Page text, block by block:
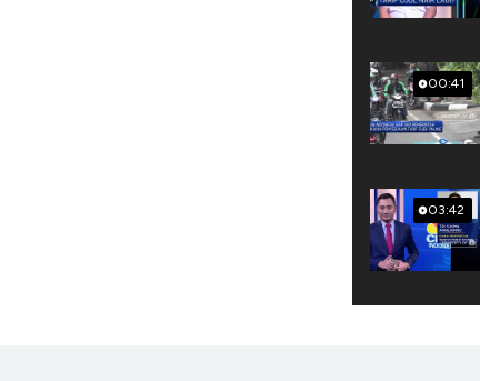
00:41
03:42